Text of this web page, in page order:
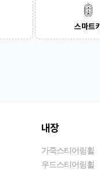
스마트키
내장
가죽스티어링휠
우드스티어링휠